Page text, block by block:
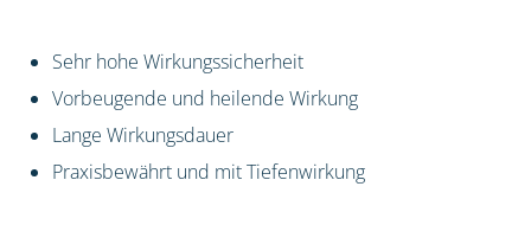
Sehr hohe Wirkungssicherheit
Vorbeugende und heilende Wirkung
Lange Wirkungsdauer
Praxisbewährt und mit Tiefenwirkung